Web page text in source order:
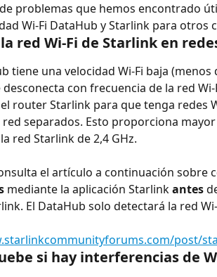
problemas que hemos encontrado
Wi-Fi DataHub y Starlink para otros
red Wi-Fi de Starlink en
tiene una velocidad Wi-Fi baja (menos
con frecuencia de la red
router Starlink para que tenga redes
separados. Esto proporciona
red Starlink de 2,4 GHz.
el artículo a continuación sobre
mediante la aplicación Starlink antes
El DataHub solo detectará la red
post/
si hay interferencias de